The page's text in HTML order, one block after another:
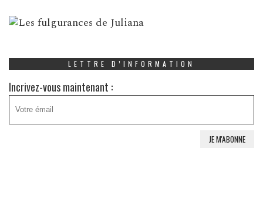
LETTRE D’INFORMATION
Incrivez-vous maintenant :